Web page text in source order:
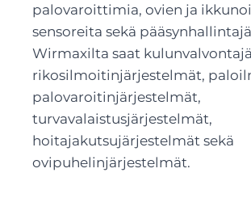
palovaroittimia, ovien ja
sensoreita sekä
Wirmaxilta saat
rikosilmoitinjärjestelmät,
palovaroitinjärjestelmät,
turvavalaistusjärjestelmät,
hoitajakutsujärjestelmät sekä
ovipuhelinjärjestelmät.